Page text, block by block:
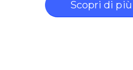
Scopri di più